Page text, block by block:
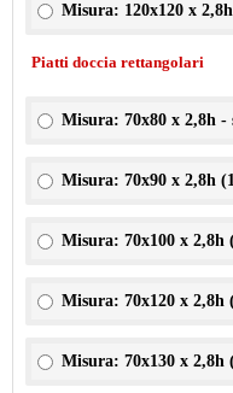
Misura: 120x120 x
Piatti doccia rettangolari
Misura: 70x80 x 2,8h -
Misura: 70x90 x 2,8h (
Misura: 70x100 x 2,8h
Misura: 70x120 x 2,8h
Misura: 70x130 x 2,8h